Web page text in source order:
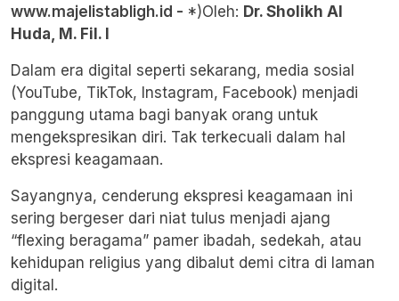
www.majelistabligh.id - *)Oleh: Dr. Sholikh Al
Huda, M. Fil. I
Dalam era digital seperti sekarang, media sosial
(YouTube, TikTok, Instagram, Facebook) menjadi
panggung utama bagi banyak orang untuk
mengekspresikan diri. Tak terkecuali dalam hal
ekspresi keagamaan.
Sayangnya, cenderung ekspresi keagamaan ini
sering bergeser dari niat tulus menjadi ajang
“flexing beragama” pamer ibadah, sedekah, atau
kehidupan religius yang dibalut demi citra di laman
digital.